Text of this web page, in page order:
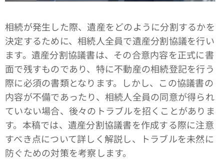
相続が発生した際、遺産をどのように分割するかを
決定するために、相続人全員で遺産分割協議を行い
ます。遺産分割協議書は、その合意内容を正式に書
面で残すものであり、特に不動産の相続登記を行う
際に必須の書類となります。しかし、この協議書の
内容が不備であったり、相続人全員の同意が得られ
ていない場合、後々のトラブルを招くことがありま
す。本稿では、遺産分割協議書を作成する際に注意
すべき点について詳しく解説し、トラブルを未然に
防ぐための対策を考察します。